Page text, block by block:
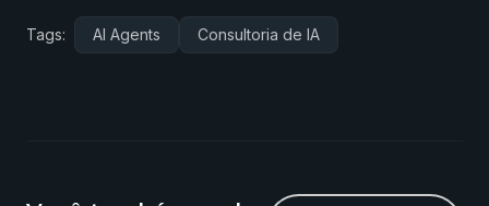
Tags: AI Agents Consultoria de IA